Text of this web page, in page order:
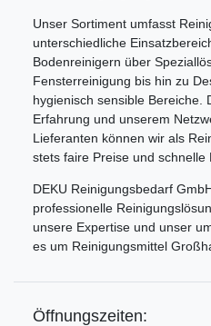
Unser Sortiment umfasst
unterschiedliche
Bodenreinigern über
Fensterreinigung bis hin zu
hygienisch sensible Bereiche.
Erfahrung und unserem
Lieferanten können wir als
stets faire Preise und schnelle
DEKU Reinigungsbedarf
professionelle
unsere Expertise und unser
es um Reinigungsmittel
Öffnungszeiten: